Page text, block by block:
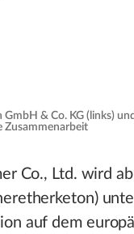
& Co. KG (links)
Zusammenarbeit
Co., Ltd. wird
auf dem